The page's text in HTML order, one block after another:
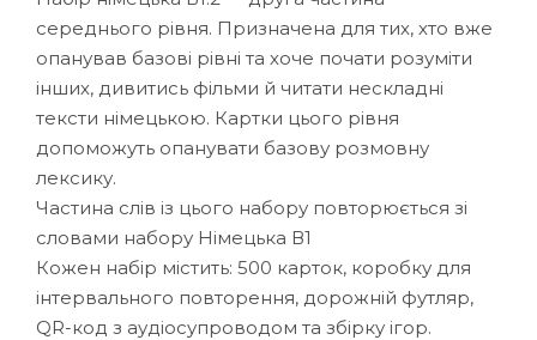
середнього рівня. Призначена для тих, хто вже
опанував базові рівні та хоче почати розуміти
інших, дивитись фільми й читати нескладні
тексти німецькою. Картки цього рівня
допоможуть опанувати базову розмовну
лексику.
Частина слів із цього набору повторюється зі
словами набору Німецька В1
Кожен набір містить: 500 карток, коробку для
інтервального повторення, дорожній футляр,
QR-код з аудіосупроводом та збірку ігор.